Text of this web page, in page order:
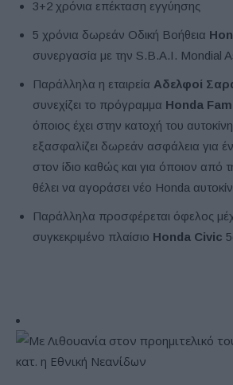
3+2 χρόνια επέκταση εγγύησης
5 χρόνια δωρεάν Οδική Βοήθεια
συνεργασία με την S.B.A.I. Mondial
Παράλληλα η εταιρεία Αδελφοί
συνεχίζει το πρόγραμμα Honda
όποιος έχει στην κατοχή του
εξασφαλίζει δωρεάν ασφάλεια για
στον ίδιο καθώς και για όποιον από
θέλει να αγοράσει νέο Honda
Παράλληλα προσφέρεται όφελος
συγκεκριμένο πλαίσιο Honda Civic